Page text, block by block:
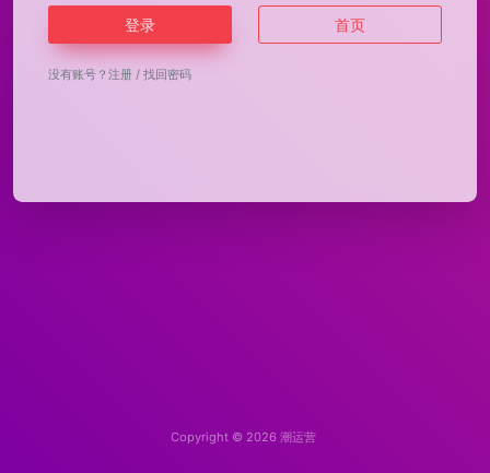
登录 首页
没有账号？ 注册 / 找回密码
Copyright © 2026 潮运营